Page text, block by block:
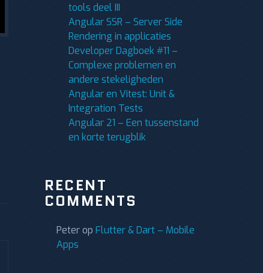
tools deel III
Angular SSR – Server Side
Rendering in applicaties
Developer Dagboek #11 –
Complexe problemen en
andere stekeligheden
Angular en Vitest: Unit &
Integration Tests
Angular 21 – Een tussenstand
en korte terugblik
RECENT
COMMENTS
Peterop Flutter & Dart – Mobile
Apps